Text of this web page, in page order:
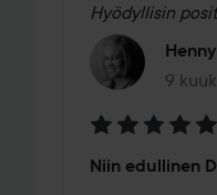
Hyödyllisin
9
Viesti
5
Niin edullinen